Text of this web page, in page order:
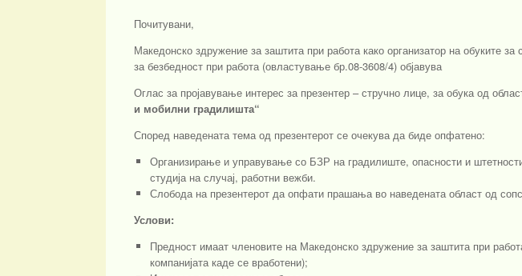
Почитувани,
Македонско здружение за заштита при работа како организатор на обуките
за безбедност при работа (овластување бр.08-3608/4) објавува
Оглас за пројавување интерес за презентер – стручно лице, за обука од
и мобилни градилишта“
Според наведената тема од презентерот се очекува да биде опфатено:
Организирање и управување со БЗР на градилиште, опасности и
студија на случај, работни вежби.
Слобода на презентерот да опфати прашања во наведената област од
Услови:
Предност имаат членовите на Македонско здружение за заштита при
компанијата каде се вработени);